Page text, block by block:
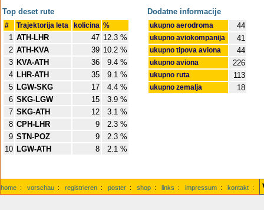
Top deset rute
# Trajektorija leta kolicina %
1 ATH-LHR 47 12.3 %
2 ATH-KVA 39 10.2 %
3 KVA-ATH 36
9.4 %
4 LHR-ATH 35
9.1 %
5 LGW-SKG 17
4.4 %
6 SKG-LGW 15
3.9 %
7 SKG-ATH 12
3.1 %
8 CPH-LHR 9
2.3 %
9 STN-POZ 9
2.3 %
10 LGW-ATH 8 2.1 %
Dodatne informacije
ukupno aerodroma 44
ukupno aviokompanija 41
ukupno tipova aviona 44
ukupno aviona 226
ukupno ruta 113
ukupno zemalja 18
home : vorschau : registrieren : poster : shop : links : impressum : kontakt :